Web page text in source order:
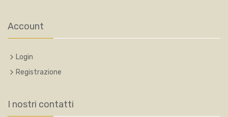
Account
Login
Registrazione
I nostri contatti